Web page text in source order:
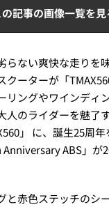
の記事の画像一覧を見
らない爽快な走りを
クーターが「
リングやワインディ
人のライダーを魅了
」 に、誕生25周
Anniversary ABS」が
と赤色ステッチのシ